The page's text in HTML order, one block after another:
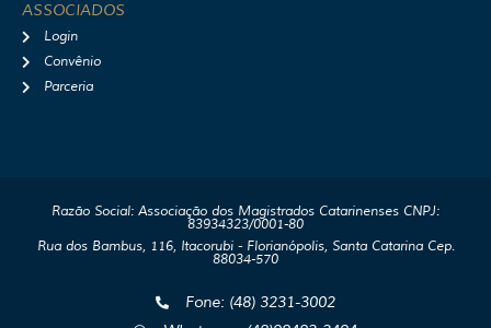
ASSOCIADOS
Login
Convênio
Parceria
Razão Social: Associação dos Magistrados Catarinenses CNPJ:
83934323/0001-80
Rua dos Bambus, 116, Itacorubi - Florianópolis, Santa Catarina Cep.
88034-570
Fone: (48) 3231-3002